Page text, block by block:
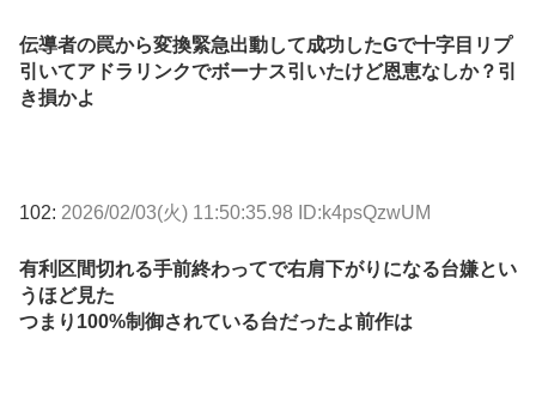
伝導者の罠から変換緊急出動して成功したGで十字目リプ
引いてアドラリンクでボーナス引いたけど恩恵なしか？引
き損かよ
102: 2026/02/03(火) 11:50:35.98 ID:k4psQzwUM
有利区間切れる手前終わってで右肩下がりになる台嫌とい
うほど見た
つまり100%制御されている台だったよ前作は